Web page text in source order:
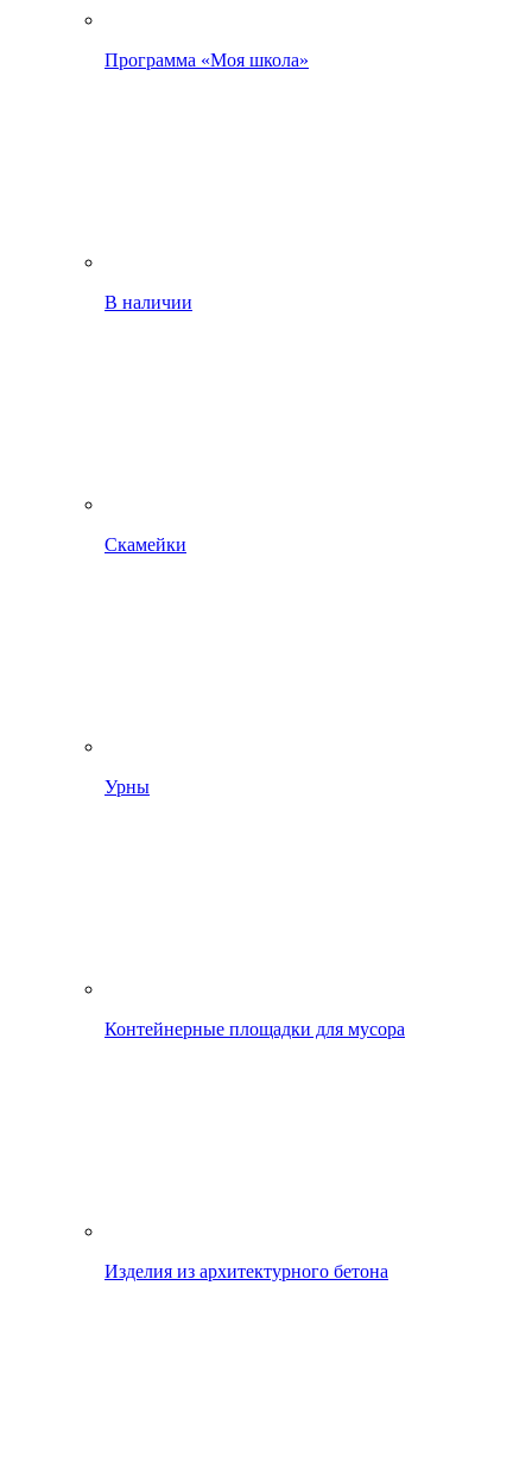
Программа «Моя школа»
В наличии
Скамейки
Урны
Контейнерные площадки для мусора
Изделия из архитектурного бетона